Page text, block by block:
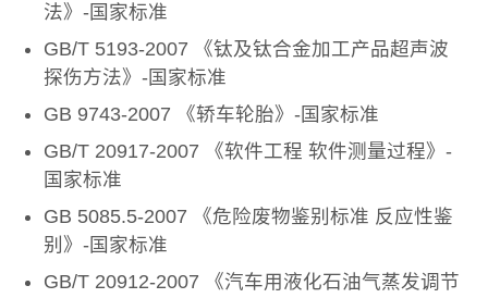
法》-国家标准
GB/T 5193-2007 《钛及钛合金加工产品超声波
探伤方法》-国家标准
GB 9743-2007 《轿车轮胎》-国家标准
GB/T 20917-2007 《软件工程 软件测量过程》-
国家标准
GB 5085.5-2007 《危险废物鉴别标准 反应性鉴
别》-国家标准
GB/T 20912-2007 《汽车用液化石油气蒸发调节